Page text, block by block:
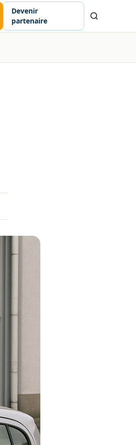
Devenir
partenaire